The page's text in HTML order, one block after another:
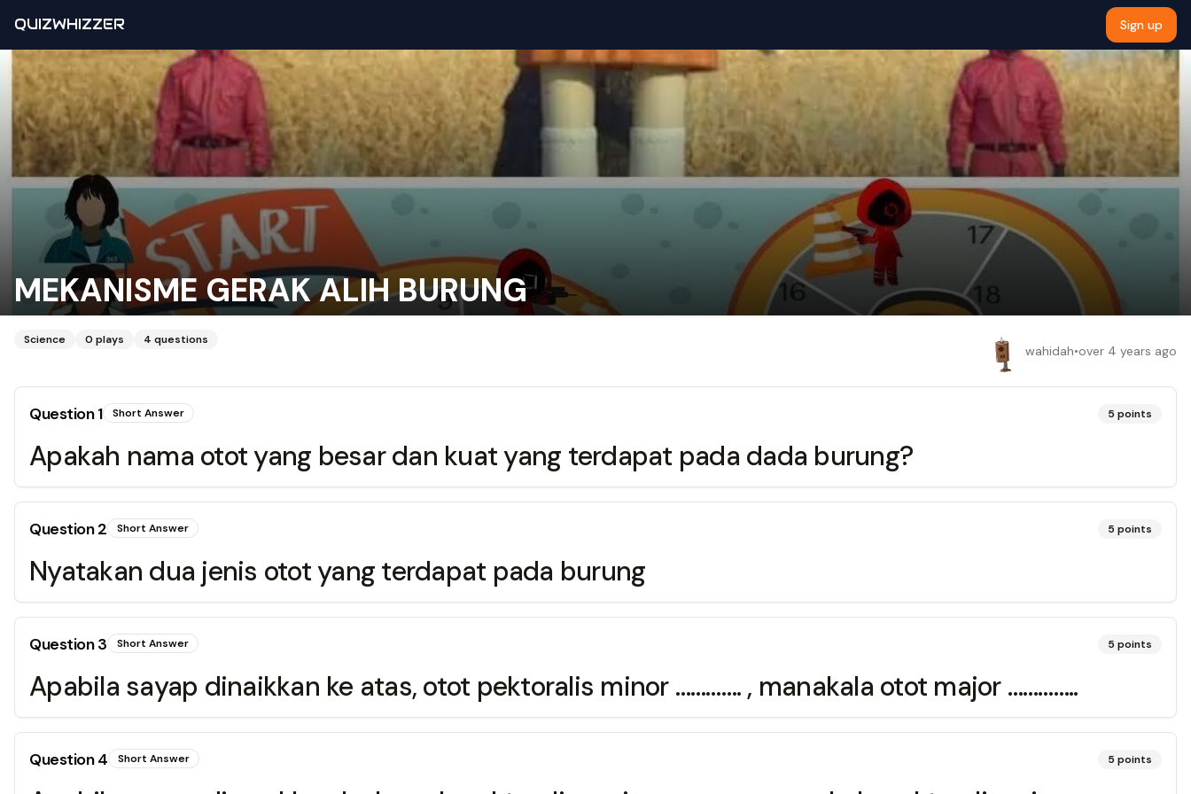
QUIZWHIZZER Sign up
MEKANISME GERAK ALIH BURUNG
Science 0 plays 4 questions
wahidah•over 4 years ago
Question1 Short Answer 5 points
Apakah nama otot yang besar dan kuat yang terdapat pada dada burung?
Question2 Short Answer 5 points
Nyatakan dua jenis otot yang terdapat pada burung
Question3 Short Answer 5 points
Apabila sayap dinaikkan ke atas, otot pektoralis minor …………. , manakala otot major …………..
Question4 Short Answer 5 points